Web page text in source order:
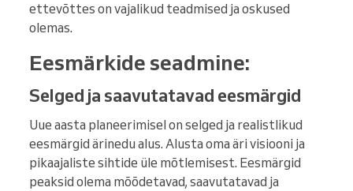
ettevõttes on vajalikud teadmised ja oskused
olemas.
Eesmärkide seadmine:
Selged ja saavutatavad eesmärgid
Uue aasta planeerimisel on selged ja realistlikud
eesmärgid ärinedu alus. Alusta oma äri visiooni ja
pikaajaliste sihtide üle mõtlemisest. Eesmärgid
peaksid olema mõõdetavad, saavutatavad ja